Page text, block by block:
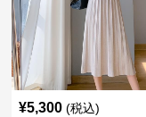
¥5,300 (税込)